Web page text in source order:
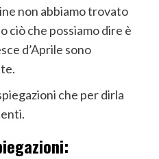
non abbiamo trovato
ciò che possiamo dire è
d’Aprile sono
che per dirla